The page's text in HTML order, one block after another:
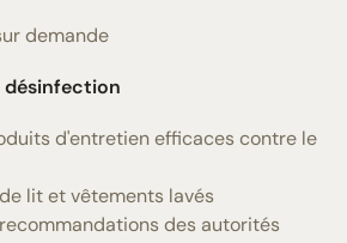
demande
désinfection
d'entretien efficaces contre le
lit et vêtements lavés
des autorités